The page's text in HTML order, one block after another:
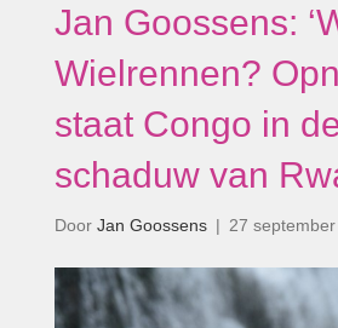
Jan Goossens:
Wielrennen?
staat Congo in
schaduw van
Door Jan Goossens | 27